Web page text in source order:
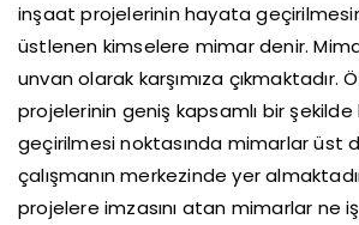
inşaat projelerinin hayata
üstlenen kimselere mimar denir.
unvan olarak karşımıza çıkmaktadır.
projelerinin geniş kapsamlı bir
geçirilmesi noktasında mimarlar üst
çalışmanın merkezinde yer
projelere imzasını atan mimarlar ne